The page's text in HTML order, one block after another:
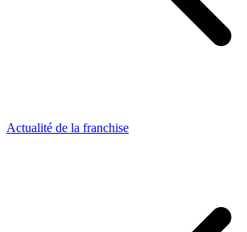
Actualité de la franchise